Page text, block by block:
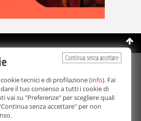
2003-2026
Srl- P.IVA 07064240828
o parziale di tutti i contenuti, in qualunque
qualsiasi supporto è proibita.
giornalistica registrata. Autorizzazione del
Palermo n° 32 del 21/10/2003
responsabile:
Continua senza accettare
tecnici e di profilazione (info). Fai
il tuo consenso a tutti i cookie di
vai su "Preferenze" per scegliere quali
senza accettare" per non